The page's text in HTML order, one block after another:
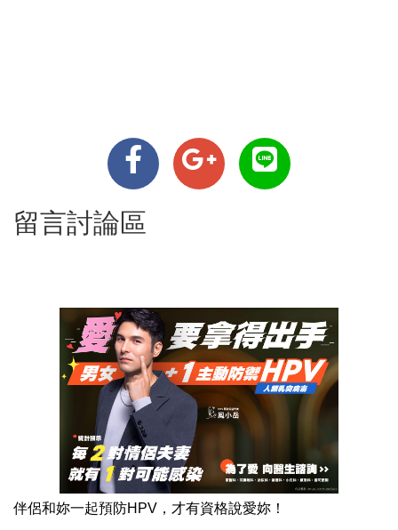
留言討論區
伴侶和妳一起預防HPV，才有資格說愛妳！